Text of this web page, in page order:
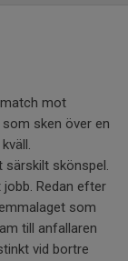
mot
sken över en
särskilt skönspel.
Redan efter
som
till anfallaren
vid bortre